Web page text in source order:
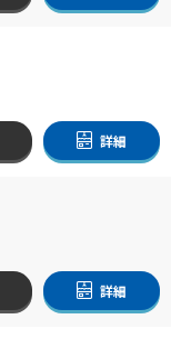
詳細
詳細